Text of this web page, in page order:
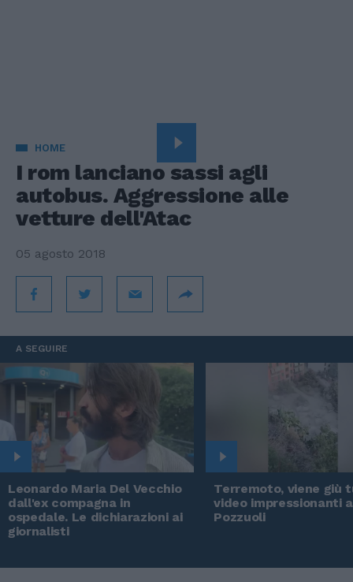
HOME
I rom lanciano sassi agli
autobus. Aggressione alle
vetture dell'Atac
05 agosto 2018
A SEGUIRE
Leonardo Maria Del Vecchio
dall'ex compagna in
ospedale. Le dichiarazioni ai
giornalisti
Terremoto, viene giù
video impressionanti a
Pozzuoli